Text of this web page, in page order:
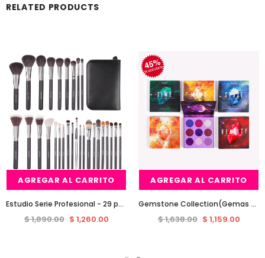
RELATED PRODUCTS
AGREGAR AL CARRITO
Estudio Serie Profesional - 29 pedazos del maquillaje de cepillo del libro de Brochas docolor
$ 1,890.00 $ 1,260.00
AGREGAR AL CARRITO
Gemstone Collection(Gemas del Infinito) - 54 colores paletas de sombras DOCOLOR (maquillaje colorido)
$ 1,638.00 $ 1,159.00